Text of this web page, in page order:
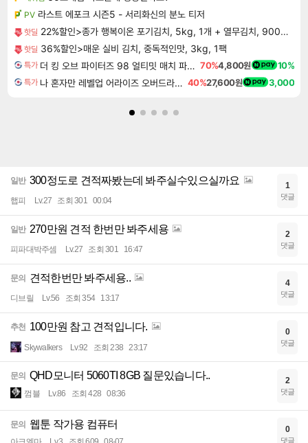
PV 라스트 에포크 시즌5 - 서리화신의 분노 티저
핫딜 22%할인>종가 행복이온 포기김치, 5kg, 1개 + 열무김치, 900g, 1개
핫딜 36%할인>매운 실비 김치, 중독적인맛, 3kg, 1팩
특가 더 킹 오브 파이터즈 98 얼티밋 매치 파이널 에디션 THE KING OF FIGHTERS 98 ULTIMATE MATCH FINAL EDITION 70%4,800원 10%
특가 나 혼자만 레벨업 어라이즈 오버드라이브 Solo Leveling Arise 40%27,600원 3,000
일반 300정도로 견적짜봤는데 봐주실수있으실까요
햅피 Lv.27 조회 301 00:04
1
댓글
일반 270만원 견적 한번만 봐주세용
피파대박주셈 Lv.27 조회 301 16:47
2
댓글
문의 견적한번만 봐주세용..
디브릴 Lv.56 조회 354 13:17
4
댓글
추천 100만원 참고 견적입니다.
Skywalkers Lv.92 조회 238 23:17
0
댓글
문의 QHD모니터 5060TI 8GB 질문있습니다..
껌블 Lv.86 조회 428 08:36
2
댓글
문의 웹툰 작가용 컴퓨터 0
댓글